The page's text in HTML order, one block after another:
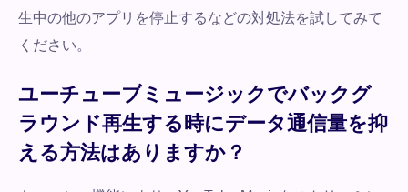
生中の他のアプリを停止するなどの対処法を試してみて
ください。
ユーチューブミュージックでバックグ
ラウンド再生する時にデータ通信量を抑
える方法はありますか？